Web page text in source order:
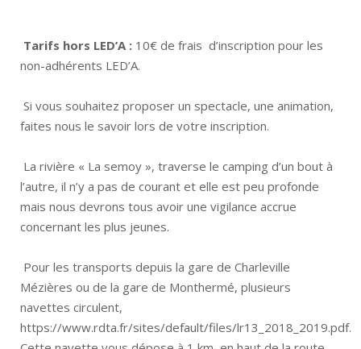
Tarifs hors LED’A : 10€ de frais d’inscription pour les
non-adhérents LED’A.
Si vous souhaitez proposer un spectacle, une animation,
faites nous le savoir lors de votre inscription.
La rivière « La semoy », traverse le camping d’un bout à
l’autre, il n’y a pas de courant et elle est peu profonde
mais nous devrons tous avoir une vigilance accrue
concernant les plus jeunes.
Pour les transports depuis la gare de Charleville
Mézières ou de la gare de Monthermé, plusieurs
navettes circulent,
https://www.rdta.fr/sites/default/files/lr13_2018_2019.pdf.